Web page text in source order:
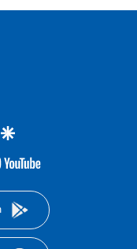
google
youtube-